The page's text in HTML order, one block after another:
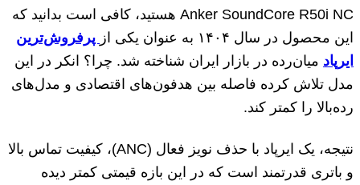
Anker SoundCore R50i NC هستید، کافی است بدانید که
این محصول در سال ۱۴۰۴ به عنوان یکی از
پرفروش‌ترین
ایرپاد میان‌رده در بازار ایران شناخته شد. چرا؟ انکر در این
مدل تلاش کرده فاصله بین هدفون‌های اقتصادی و مدل‌های
رده‌بالا را کمتر کند.
نتیجه، یک ایرپاد با حذف نویز فعال (ANC)، کیفیت تماس بالا
و باتری قدرتمند است که در این بازه قیمتی کمتر دیده